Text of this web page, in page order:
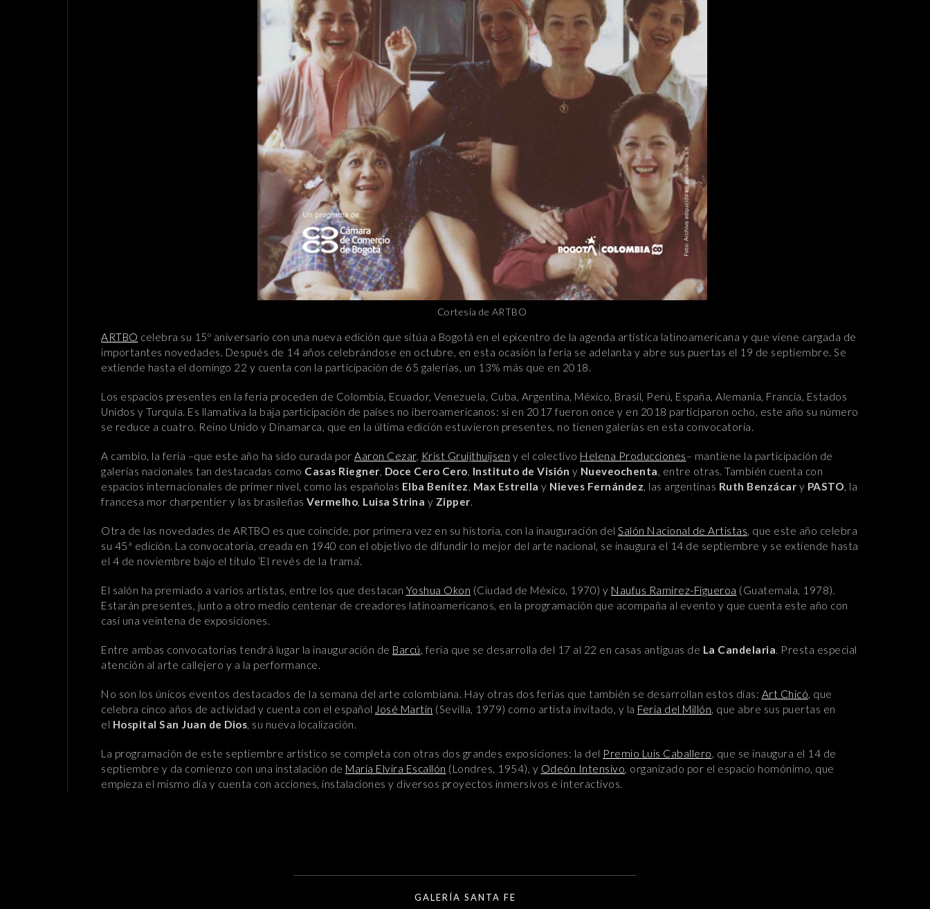
Cortesía de ARTBO
ARTBO celebra su 15º aniversario con una nueva edición que sitúa a Bogotá en el epicentro de la agenda artística latinoamericana y que viene cargada de
importantes novedades. Después de 14 años celebrándose en octubre, en esta ocasión la feria se adelanta y abre sus puertas el 19 de septiembre. Se
extiende hasta el domingo 22 y cuenta con la participación de 65 galerías, un 13% más que en 2018.
Los espacios presentes en la feria proceden de Colombia, Ecuador, Venezuela, Cuba, Argentina, México, Brasil, Perú, España, Alemania, Francia, Estados
Unidos y Turquía. Es llamativa la baja participación de países no iberoamericanos: si en 2017 fueron once y en 2018 participaron ocho, este año su número
se reduce a cuatro. Reino Unido y Dinamarca, que en la última edición estuvieron presentes, no tienen galerías en esta convocatoria.
A cambio, la feria –que este año ha sido curada por Aaron Cezar, Krist Gruijthuijsen y el colectivo Helena Producciones– mantiene la participación de
galerías nacionales tan destacadas como Casas Riegner, Doce Cero Cero, Instituto de Visión y Nueveochenta, entre otras. También cuenta con
espacios internacionales de primer nivel, como las españolas Elba Benítez, Max Estrella y Nieves Fernández, las argentinas Ruth Benzácar y PASTO, la
francesa mor charpentier y las brasileñas Vermelho, Luisa Strina y Zipper.
Otra de las novedades de ARTBO es que coincide, por primera vez en su historia, con la inauguración del Salón Nacional de Artistas, que este año celebra
su 45ª edición. La convocatoria, creada en 1940 con el objetivo de difundir lo mejor del arte nacional, se inaugura el 14 de septiembre y se extiende hasta
el 4 de noviembre bajo el título ‘El revés de la trama’.
El salón ha premiado a varios artistas, entre los que destacan Yoshua Okon (Ciudad de México, 1970) y Naufus Ramírez-Figueroa (Guatemala, 1978).
Estarán presentes, junto a otro medio centenar de creadores latinoamericanos, en la programación que acompaña al evento y que cuenta este año con
casi una veintena de exposiciones.
Entre ambas convocatorias tendrá lugar la inauguración de Barcú, feria que se desarrolla del 17 al 22 en casas antiguas de La Candelaria. Presta especial
atención al arte callejero y a la performance.
No son los únicos eventos destacados de la semana del arte colombiana. Hay otras dos ferias que también se desarrollan estos días: Art Chicó, que
celebra cinco años de actividad y cuenta con el español José Martín (Sevilla, 1979) como artista invitado, y la Feria del Millón, que abre sus puertas en
el Hospital San Juan de Dios, su nueva localización.
La programación de este septiembre artístico se completa con otras dos grandes exposiciones: la del Premio Luis Caballero, que se inaugura el 14 de
septiembre y da comienzo con una instalación de María Elvira Escallón (Londres, 1954), y Odeón Intensivo, organizado por el espacio homónimo, que
empieza el mismo día y cuenta con acciones, instalaciones y diversos proyectos inmersivos e interactivos.
GALERÍA SANTA FE